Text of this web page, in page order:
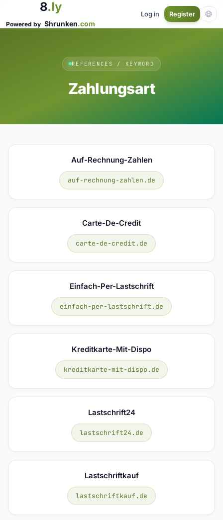
8.ly
Powered by Shrunken.com
Log in Register
REFERENCES / KEYWORD
Zahlungsart
Auf-Rechnung-Zahlen
auf-rechnung-zahlen.de
Carte-De-Credit
carte-de-credit.de
Einfach-Per-Lastschrift
einfach-per-lastschrift.de
Kreditkarte-Mit-Dispo
kreditkarte-mit-dispo.de
Lastschrift24
lastschrift24.de
Lastschriftkauf
lastschriftkauf.de